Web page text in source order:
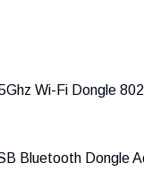
Wi-Fi Dongle
Bluetooth Dongle